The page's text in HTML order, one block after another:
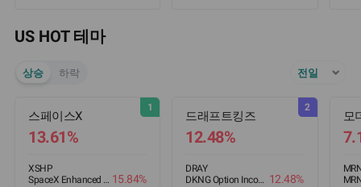
US HOT 테마
상승 하락 전일
스페이스X
1
13.61%
XSHP
SpaceX Enhanced Income ETF 15.84%
드래프트킹즈
2
12.48%
DRAY
DKNG Option Income Strategy ETF 12.48%
모